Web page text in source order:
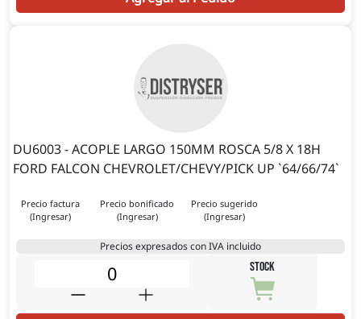
DU6003 - ACOPLE LARGO 150MM ROSCA 5/8 X 18H
FORD FALCON CHEVROLET/CHEVY/PICK UP `64/66/74`
Precio factura
(Ingresar)
Precio bonificado
(Ingresar)
Precio sugerido
(Ingresar)
Precios expresados con IVA incluido
STOCK